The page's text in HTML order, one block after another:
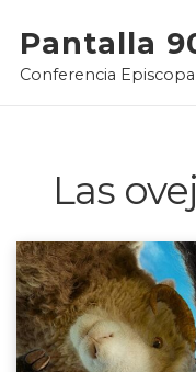
content
Pantalla
Conferencia
Las